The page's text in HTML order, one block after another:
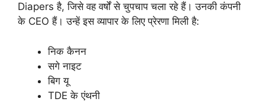
Diapers है, जिसे वह वर्षों से चुपचाप चला रहे हैं। उनकी कंपनी
के CEO हैं। उन्हें इस व्यापार के लिए प्रेरणा मिली है:
निक कैनन
सगे नाइट
बिग यू
TDE के एंथनी